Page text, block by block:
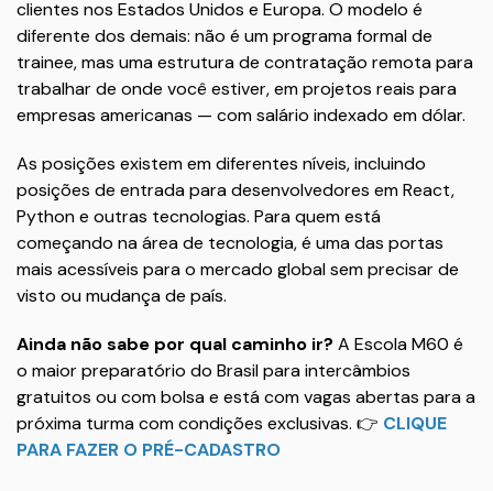
clientes nos Estados Unidos e Europa. O modelo é
diferente dos demais: não é um programa formal de
trainee, mas uma estrutura de contratação remota para
trabalhar de onde você estiver, em projetos reais para
empresas americanas — com salário indexado em dólar.
As posições existem em diferentes níveis, incluindo
posições de entrada para desenvolvedores em React,
Python e outras tecnologias. Para quem está
começando na área de tecnologia, é uma das portas
mais acessíveis para o mercado global sem precisar de
visto ou mudança de país.
Ainda não sabe por qual caminho ir? A Escola M60 é
o maior preparatório do Brasil para intercâmbios
gratuitos ou com bolsa e está com vagas abertas para a
próxima turma com condições exclusivas. 👉 CLIQUE
PARA FAZER O PRÉ-CADASTRO